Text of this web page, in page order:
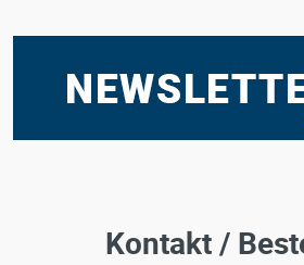
Kontakt /